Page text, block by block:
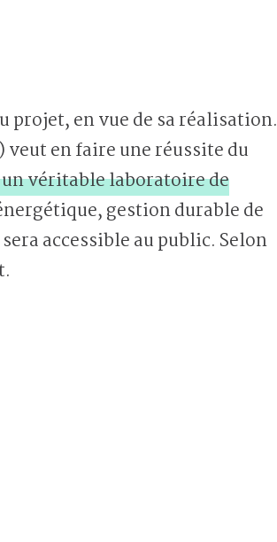
projet, en vue de sa réalisation.
en faire une réussite du
véritable laboratoire de
gestion durable de
accessible au public. Selon